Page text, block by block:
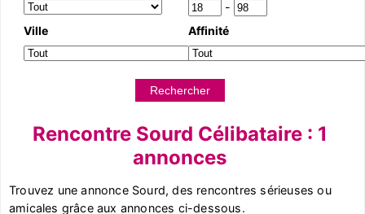
-
Ville
Affinité
Rencontre Sourd Célibataire : 1
annonces
Trouvez une annonce Sourd, des rencontres sérieuses ou
amicales grâce aux annonces ci-dessous.